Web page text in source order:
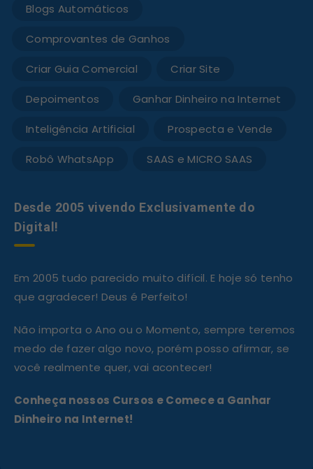
Blogs Automáticos
Comprovantes de Ganhos
Criar Guia Comercial Criar Site
Depoimentos Ganhar Dinheiro na Internet
Inteligência Artificial Prospecta e Vende
Robô WhatsApp SAAS e MICRO SAAS
Desde 2005 vivendo Exclusivamente do
Digital!
Em 2005 tudo parecido muito difícil. E hoje só tenho
que agradecer! Deus é Perfeito!
Não importa o Ano ou o Momento, sempre teremos
medo de fazer algo novo, porém posso afirmar, se
você realmente quer, vai acontecer!
Conheça nossos Cursos e Comece a Ganhar
Dinheiro na Internet!